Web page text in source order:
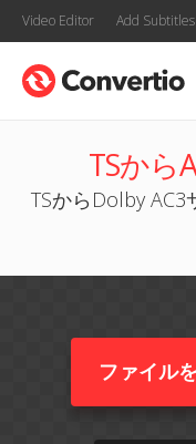
Video Editor Add
TSから
TSからDolby
ファイル